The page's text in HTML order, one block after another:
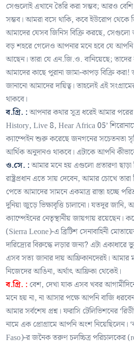
সেগুলোই এখানে তৈরি করা সম্ভব; আরও
সম্ভব। আমরা বসে থাকি, কবে ইউরোপ থেকে
আমাদের যেসব জিনিস বিক্রি করছে, সেগুলো
বড় শহরে গেলেও আপনার মনে হবে যে আপনি
আছেন। তারা যে এন.জি.ও. বানিয়েছে;
আমাদের কাছে পুরানা জামা-কাপড় বিক্রি
জানানো আমাদের দায়িত্ব। তাহলেই এই
থাকবে।
ব.গ্রি. :আপনার কথার সূত্র ধরেই আমার পরের
History, Live 8, Hear Africa 05’
ক্যাম্পেইন শুরু করেছে জনগনের সচেতনতা
আর্থিক অনুদানও থাকবে। এটাকে আপনি
ও.সে. :আমার মনে হয় এগুলো প্রতারণা ছাড়া
রাষ্ট্রপ্রধান এতে সায় দেবেন, আমার চোখে তারা
পেতে আমাদের সামনে একমাত্র রাস্তা হচ্ছে
দুনিয়া জুড়ে ভিক্ষাবৃত্তি চালানো। যতদূর জানি,
ক্যাম্পেইনের নেতৃস্থানীয় জায়গায়
(Sierra Leone)-এ ব্রিটিশ সেনাবাহিনী
দারিদ্র‍্যের বিরুদ্ধে লড়ার জন্য? এটা
এসব সত্য জানার দায় আফ্রিকানদেরই। আমার
নিজেদের আঙিনা, অর্থাৎ আফ্রিকা থেকেই।
ব.গ্রি. : বেশ, দেখা যাক এসব খবর
মনে হয় না, না আসার পক্ষে আপনি বাজি
আমার সর্বশেষ প্রশ্ন। ফরাসি টেলিভিশনের
নামে এক প্রোগ্রামে আপনি অংশ নিয়েছিলেন।
Faso)-র জনৈক তরুণ চলচ্চিত্র পরিচালকের